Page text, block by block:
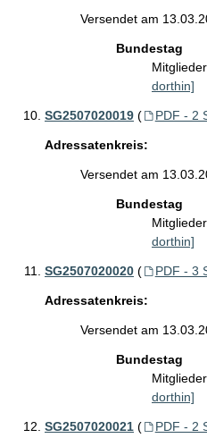
Versendet am
Bundestag
dorthin]
SG2507020019 ( PDF - 2
Adressatenkreis:
Versendet am
Bundestag
dorthin]
SG2507020020 ( PDF - 3
Adressatenkreis:
Versendet am
Bundestag
dorthin]
SG2507020021 ( PDF - 2